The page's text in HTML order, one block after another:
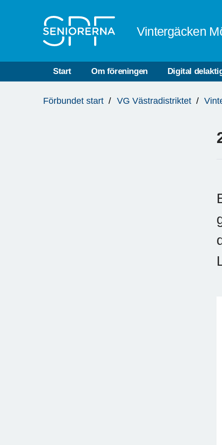
Vintergäcken
Start Om föreningen Digital
är
Förbundet start VG Västradistriktet